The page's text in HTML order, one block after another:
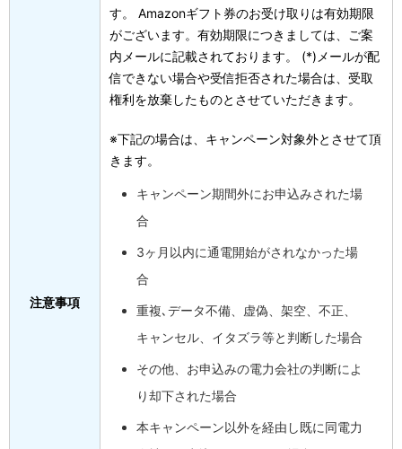
注意事項
す。 Amazonギフト券のお受け取りは有効期限
がございます。有効期限につきましては、ご案
内メールに記載されております。 (*)メールが配
信できない場合や受信拒否された場合は、受取
権利を放棄したものとさせていただきます。
※下記の場合は、キャンペーン対象外とさせて頂
きます。
キャンペーン期間外にお申込みされた場
合
3ヶ月以内に通電開始がされなかった場
合
重複､データ不備、虚偽、架空、不正、
キャンセル、イタズラ等と判断した場合
その他、お申込みの電力会社の判断によ
り却下された場合
本キャンペーン以外を経由し既に同電力